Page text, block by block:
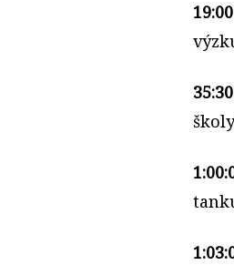
19:00
35:30